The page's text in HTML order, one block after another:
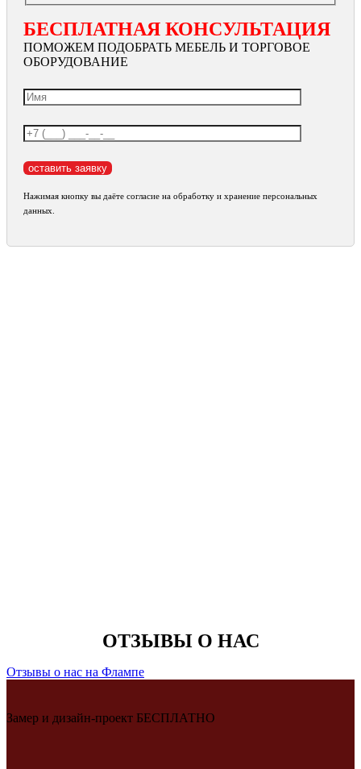
БЕСПЛАТНАЯ КОНСУЛЬТАЦИЯ
ПОМОЖЕМ ПОДОБРАТЬ МЕБЕЛЬ И ТОРГОВОЕ
ОБОРУДОВАНИЕ
Нажимая кнопку вы даёте согласие на обработку и хранение персональных
данных.
ОТЗЫВЫ О НАС
Отзывы о нас на Флампе
Замер и дизайн-проект БЕСПЛАТНО